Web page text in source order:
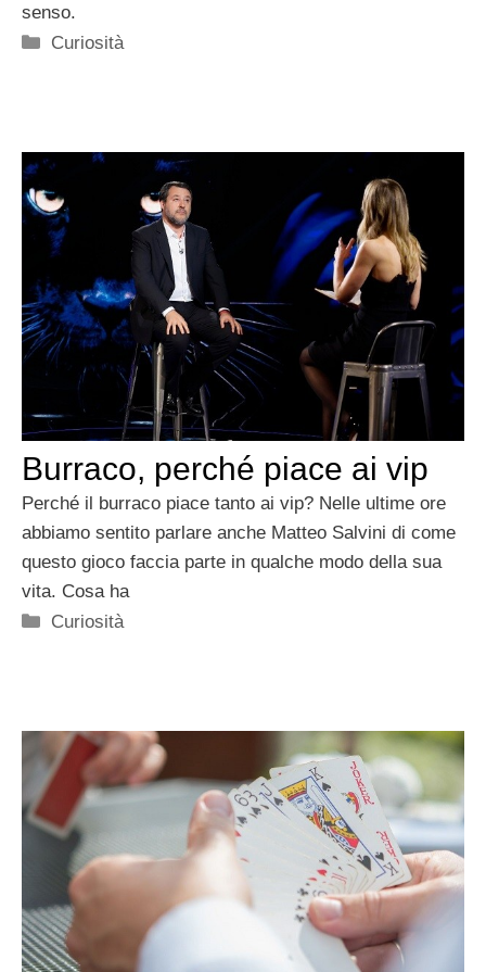
senso.
Categorie
Curiosità
Burraco, perché piace ai vip
Perché il burraco piace tanto ai vip? Nelle ultime ore
abbiamo sentito parlare anche Matteo Salvini di come
questo gioco faccia parte in qualche modo della sua
vita. Cosa ha
Categorie
Curiosità